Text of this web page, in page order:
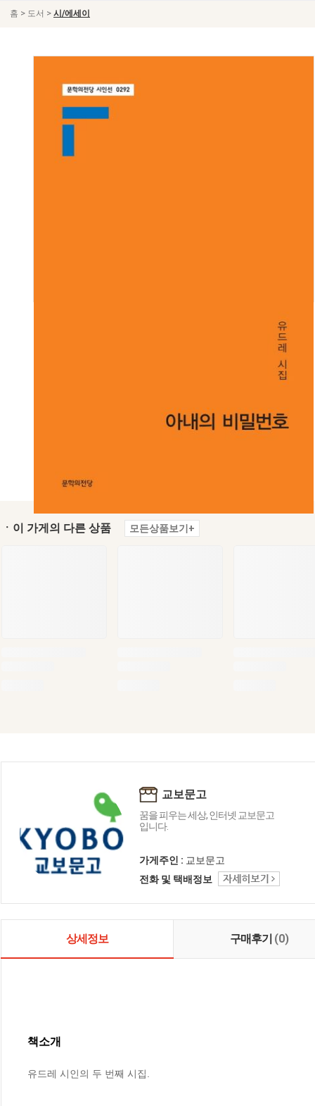
홈 > 도서 > 시/에세이
ㆍ이 가게의 다른 상품 모든상품보기+
교보문고
꿈을 피우는 세상, 인터넷 교보문고
입니다.
가게주인 : 교보문고
전화 및 택배정보
상세정보 구매후기 (0)
책소개
유드레 시인의 두 번째 시집.